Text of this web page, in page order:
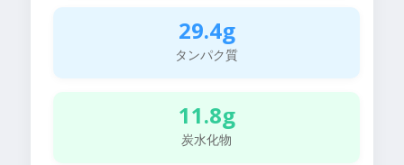
29.4g
タンパク質
11.8g
炭水化物